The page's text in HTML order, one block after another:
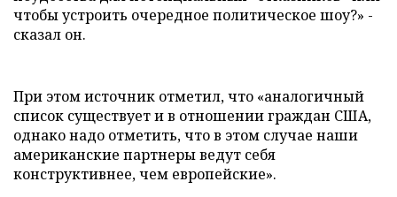
чтобы устроить очередное политическое шоу?» -
сказал он.
При этом источник отметил, что «аналогичный
список существует и в отношении граждан США,
однако надо отметить, что в этом случае наши
американские партнеры ведут себя
конструктивнее, чем европейские».